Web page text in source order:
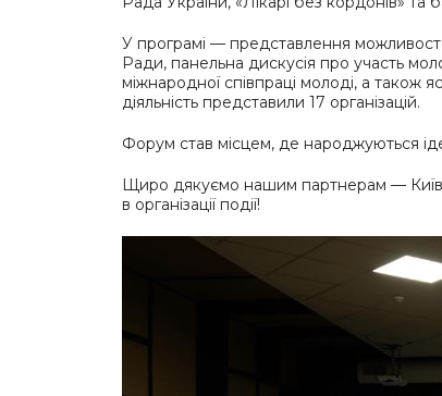
У програмі — представлення
Ради, панельна дискусія про участь
міжнародної співпраці молоді, а також
діяльність представили 17 організацій.
Форум став місцем, де народжуються
Щиро дякуємо нашим партнерам —
в організації події!